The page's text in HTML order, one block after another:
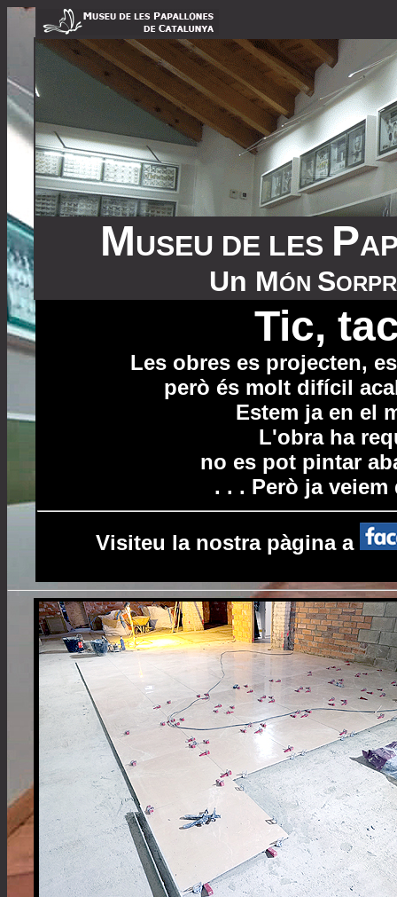
MUSEU DE LES P
Un MÓN S
Tic,
Les obres es projecten,
però és molt difícil
Estem ja en el
L'obra ha
no es pot pintar
. . . Però ja
Visiteu la nostra pàgina a